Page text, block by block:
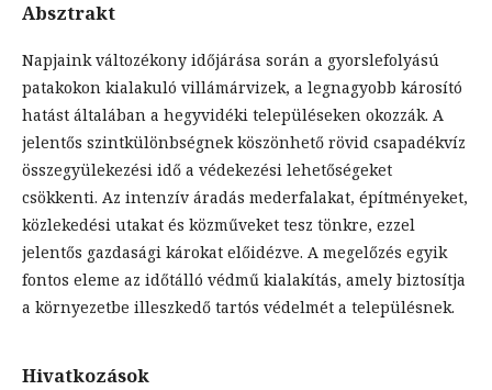
Absztrakt
Napjaink változékony időjárása során a gyorslefolyású
patakokon kialakuló villámárvizek, a legnagyobb károsító
hatást általában a hegyvidéki településeken okozzák. A
jelentős szintkülönbségnek köszönhető rövid csapadékvíz
összegyülekezési idő a védekezési lehetőségeket
csökkenti. Az intenzív áradás mederfalakat, építményeket,
közlekedési utakat és közműveket tesz tönkre, ezzel
jelentős gazdasági károkat előidézve. A megelőzés egyik
fontos eleme az időtálló védmű kialakítás, amely biztosítja
a környezetbe illeszkedő tartós védelmét a településnek.
Hivatkozások